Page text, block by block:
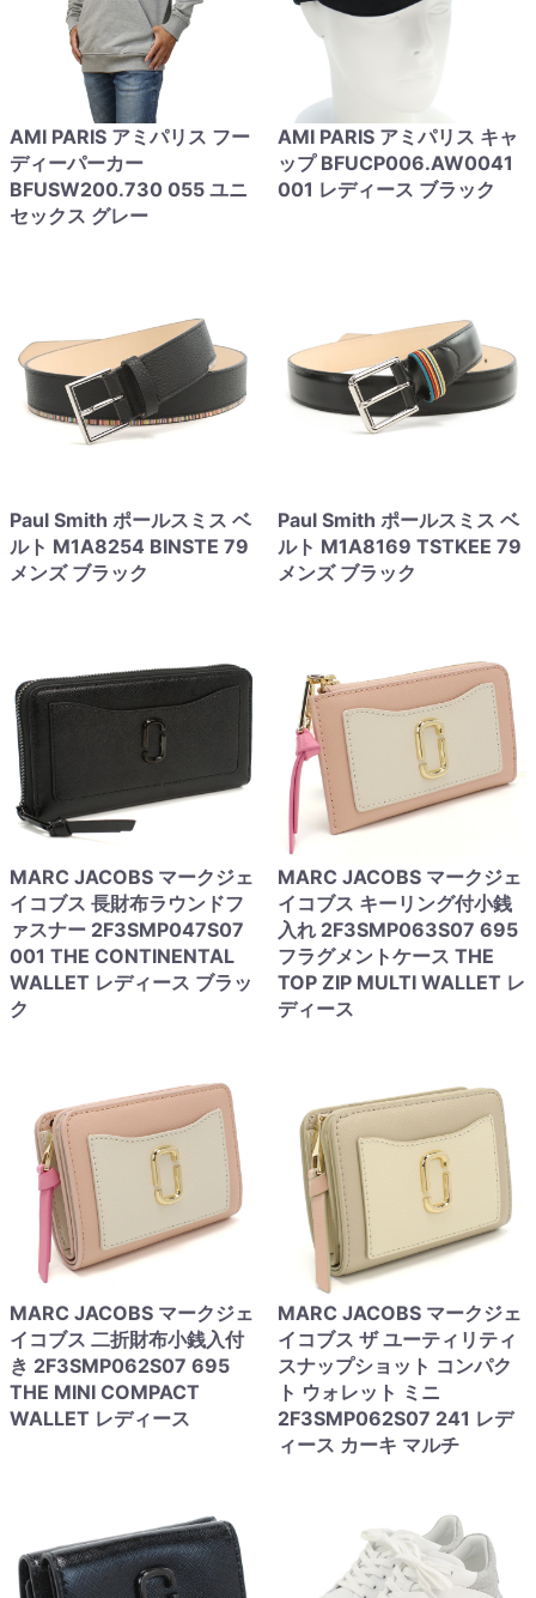
AMI PARIS アミパリス フー
ディーパーカー
BFUSW200.730 055 ユニ
セックス グレー
AMI PARIS アミパリス キャ
ップ BFUCP006.AW0041
001 レディース ブラック
Paul Smith ポールスミス ベ
ルト M1A8254 BINSTE 79
メンズ ブラック
Paul Smith ポールスミス ベ
ルト M1A8169 TSTKEE 79
メンズ ブラック
MARC JACOBS マークジェ
イコブス 長財布ラウンドフ
ァスナー 2F3SMP047S07
001 THE CONTINENTAL
WALLET レディース ブラッ
ク
MARC JACOBS マークジェ
イコブス キーリング付小銭
入れ 2F3SMP063S07 695
フラグメントケース THE
TOP ZIP MULTI WALLET レ
ディース
MARC JACOBS マークジェ
イコブス 二折財布小銭入付
き 2F3SMP062S07 695
THE MINI COMPACT
WALLET レディース
MARC JACOBS マークジェ
イコブス ザ ユーティリティ
スナップショット コンパク
ト ウォレット ミニ
2F3SMP062S07 241 レデ
ィース カーキ マルチ